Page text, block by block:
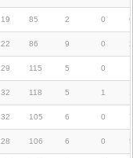
19 85 2 0 6
22 86 9 0 2
29 115 5 0
32 118 5 1
32 105 6 0 7
28 106 6 0 5